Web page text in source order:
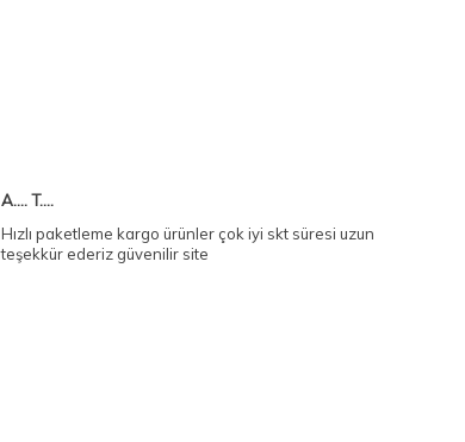
A.... T....
Hızlı paketleme kargo ürünler çok iyi skt süresi uzun
teşekkür ederiz güvenilir site